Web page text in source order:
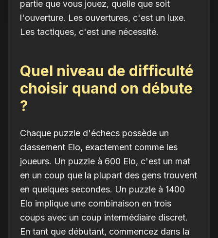
partie que vous jouez, quelle que soit
l'ouverture. Les ouvertures, c'est un luxe.
Les tactiques, c'est une nécessité.
Quel niveau de difficulté
choisir quand on débute
?
Chaque puzzle d'échecs possède un
classement Elo, exactement comme les
joueurs. Un puzzle à 600 Elo, c'est un mat
en un coup que la plupart des gens trouvent
en quelques secondes. Un puzzle à 1400
Elo implique une combinaison en trois
coups avec un coup intermédiaire discret.
En tant que débutant, commencez dans la